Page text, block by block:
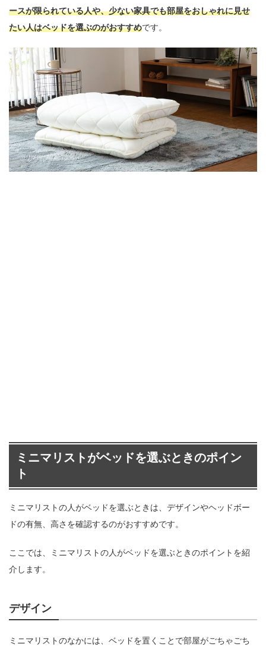
ースが限られている人や、少ない家具でも部屋をおしゃれに見せ
たい人はベッドを選ぶのがおすすめです。
ミニマリストがベッドを選ぶときのポイン
ト
ミニマリストの人がベッドを選ぶときは、デザインやヘッドボー
ドの有無、高さを確認するのがおすすめです。
ここでは、ミニマリストの人がベッドを選ぶときのポイントを紹
介します。
デザイン
ミニマリストのなかには、ベッドを置くことで部屋がごちゃごち